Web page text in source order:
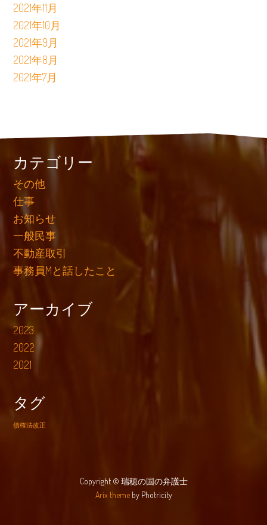
2021年11月
2021年10月
2021年9月
2021年8月
2021年7月
カテゴリー
その他
仕事
お知らせ
一般民事
不動産取引
事務員Mと話したこと
アーカイブ
2023
2022
2021
タグ
債権法改正
Copyright © 瑞穂の国の弁護士
Arix themeby Photricity